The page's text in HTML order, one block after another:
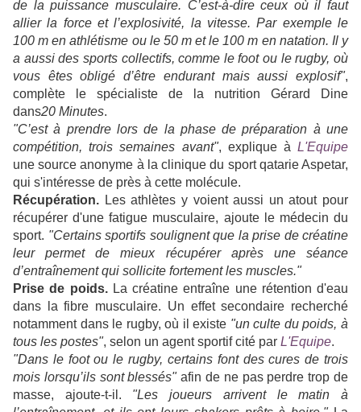
de la puissance musculaire. C’est-à-dire ceux où il faut
allier la force et l’explosivité, la vitesse. Par exemple le
100 m en athlétisme ou le 50 m et le 100 m en natation. Il y
a aussi des sports collectifs, comme le foot ou le rugby, où
vous êtes obligé d’être endurant mais aussi explosif",
complète le spécialiste de la nutrition Gérard Dine
dans20 Minutes.
"C’est à prendre lors de la phase de préparation à une
compétition, trois semaines avant", explique à L'Equipe
une source anonyme à la clinique du sport qatarie Aspetar,
qui s'intéresse de près à cette molécule.
Récupération. Les athlètes y voient aussi un atout pour
récupérer d'une fatigue musculaire, ajoute le médecin du
sport. "Certains sportifs soulignent que la prise de créatine
leur permet de mieux récupérer après une séance
d’entraînement qui sollicite fortement les muscles."
Prise de poids. La créatine entraîne une rétention d'eau
dans la fibre musculaire. Un effet secondaire recherché
notamment dans le rugby, où il existe "un culte du poids, à
tous les postes", selon un agent sportif cité par L'Equipe.
"Dans le foot ou le rugby, certains font des cures de trois
mois lorsqu’ils sont blessés"afin de ne pas perdre trop de
masse, ajoute-t-il. "Les joueurs arrivent le matin à